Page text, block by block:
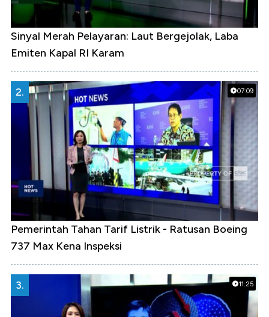
Sinyal Merah Pelayaran: Laut Bergejolak, Laba
Emiten Kapal RI Karam
07:09
2.
Pemerintah Tahan Tarif Listrik - Ratusan Boeing
737 Max Kena Inspeksi
11:25
3.